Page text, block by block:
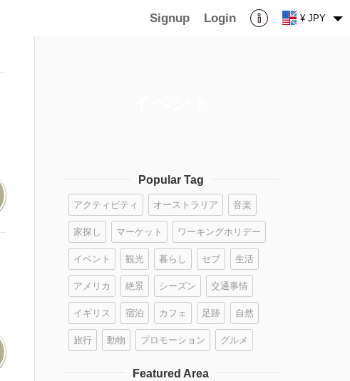
Signup Login ¥ JPY
Popular Tag
アクティビティ オーストラリア 音楽
家探し マーケット ワーキングホリデー
イベント 観光 暮らし セブ 生活
アメリカ 絶景 シーズン 交通事情
イギリス 宿泊 カフェ 足跡 自然
旅行 動物 プロモーション グルメ
Featured Area